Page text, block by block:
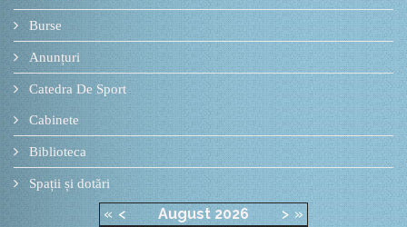
Burse
Anunțuri
Catedra De Sport
Cabinete
Biblioteca
Spații și dotări
« < August 2026 > »